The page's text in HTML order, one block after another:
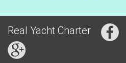
Real Yacht Charter